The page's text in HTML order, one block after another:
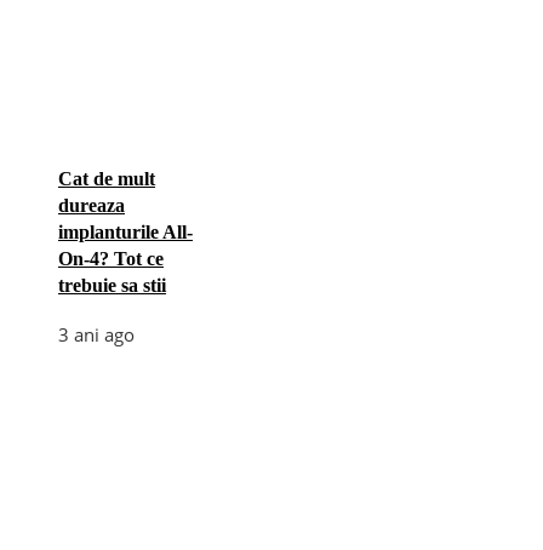
Cat de mult
dureaza
implanturile All-
On-4? Tot ce
trebuie sa stii
3 ani ago